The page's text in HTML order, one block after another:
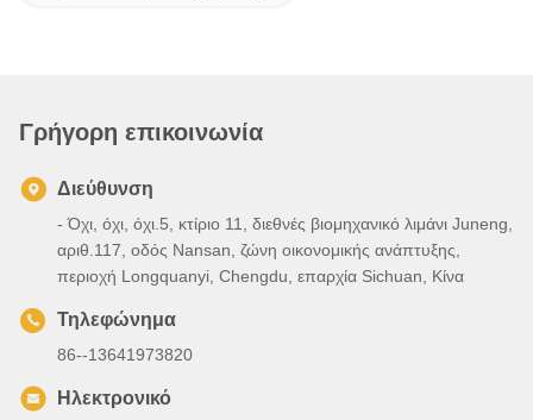
Γρήγορη επικοινωνία
Διεύθυνση
- Όχι, όχι, όχι.5, κτίριο 11, διεθνές βιομηχανικό λιμάνι Juneng,
αριθ.117, οδός Nansan, ζώνη οικονομικής ανάπτυξης,
περιοχή Longquanyi, Chengdu, επαρχία Sichuan, Κίνα
Τηλεφώνημα
86--13641973820
Ηλεκτρονικό